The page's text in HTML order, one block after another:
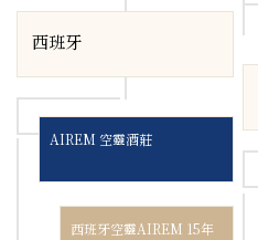
西班牙
AIREM 空靈酒莊
西班牙空靈AIREM 15年